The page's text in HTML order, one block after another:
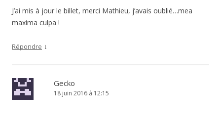
J’ai mis à jour le billet, merci Mathieu, j’avais oublié…mea
maxima culpa !
Répondre ↓
Gecko
18 juin 2016 à 12:15